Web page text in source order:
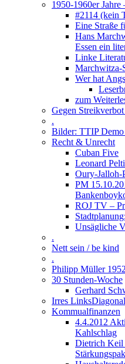
1950-1960er
#2114 (kein
Eine Straße
Hans
Essen ein
Linke
Marchwitza-
Wer hat
zum
Gegen
.
Bilder: TTIP
Recht & Unrecht
Cuban Five
Leonard
Oury-Jalloh-
PM
ROJ TV –
Unsägliche
.
Nett sein / be kind
.
Philipp Müller 1952
30 Stunden-Woche
Gerhard
Irres LinksDiagonal
Kommualfinanzen
4.4.2012
Kahlschlag
Dietrich Keil